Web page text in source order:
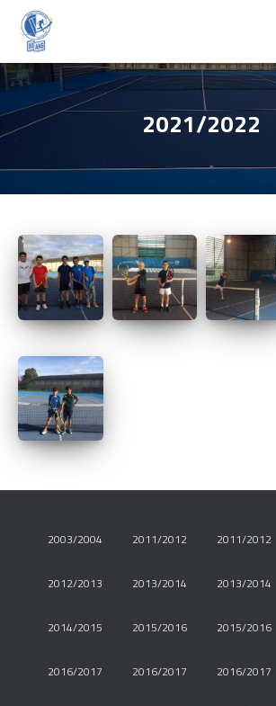
2021/2022
2003/2004 2011/2012 2011/2012
2012/2013 2013/2014 2013/2014
2014/2015 2015/2016 2015/2016
2016/2017 2016/2017 2016/2017